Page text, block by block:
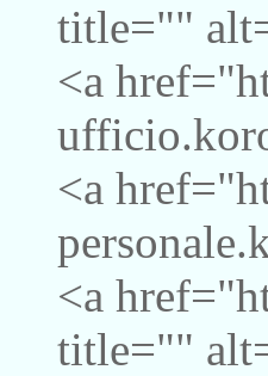
title=""
<a
<a
<a
title=""